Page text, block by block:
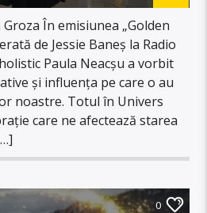
În emisiunea „Golden
de Jessie Baneș la Radio
Paula Neacșu a vorbit
și influența pe care o au
noastre. Totul în Univers
care ne afectează starea
0